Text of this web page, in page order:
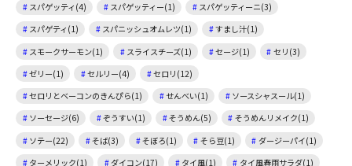
スパゲッティ(4)
スパゲッティー(1)
スパゲッティーニ(3)
スパゲティ(1)
スパニッシュオムレツ(1)
すまし汁(1)
スモークサーモン(1)
スライスチーズ(1) セージ(1)
セリ(3)
ゼリー(1)
セルリー(4)
セロリ(12)
セロリとベーコンのきんぴら(1)
せんべい(1)
ソースシャスール(1)
ソーセージ(6)
ぞうすい(1) そうめん(5)
そうめんリメイク(1)
ソテー(22)
そば(3) そぼろ(1) そら豆(1)
ダージーパイ(1)
ターメリック(1)
ダイコン(17) タイ風(1) タイ風春雨サラダ(1)